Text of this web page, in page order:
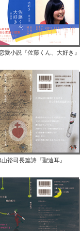
愛小説『佐藤くん、大好き』
裕司長篇詩『聖遠耳』